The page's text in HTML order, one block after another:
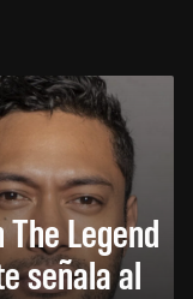
Legend
señala al